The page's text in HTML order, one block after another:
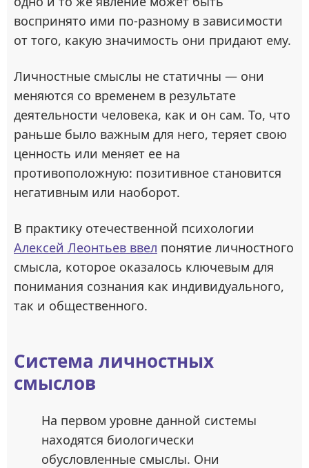
воспринято ими по-разному в зависимости
от того, какую значимость они придают ему.
Личностные смыслы не статичны — они
меняются со временем в результате
деятельности человека, как и он сам. То, что
раньше было важным для него, теряет свою
ценность или меняет ее на
противоположную: позитивное становится
негативным или наоборот.
В практику отечественной психологии
Алексей Леонтьев ввел понятие личностного
смысла, которое оказалось ключевым для
понимания сознания как индивидуального,
так и общественного.
Система личностных
смыслов
На первом уровне данной системы
находятся биологически
обусловленные смыслы. Они